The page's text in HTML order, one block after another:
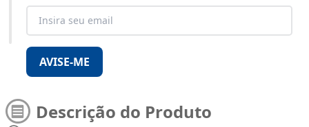
AVISE-ME
Descrição do Produto